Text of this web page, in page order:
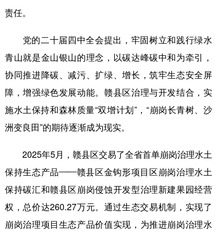
责任。
党的二十届四中全会提出，牢固树立和践行绿水
青山就是金山银山的理念，以碳达峰碳中和为牵引，
协同推进降碳、减污、扩绿、增长，筑牢生态安全屏
障，增强绿色发展动能。赣县区治理与开发结合，实
施水土保持和森林质量“双增计划”，“崩岗长青树、沙
洲变良田”的期待逐渐成为现实。
2025年5月，赣县区交易了全省首单崩岗治理水土
保持生态产品——赣县区金钩形项目区崩岗治理水土
保持碳汇和赣县区崩岗侵蚀开发型治理新建果园经营
权，总价达260.27万元。通过生态交易机制，实现了
崩岗治理项目生态产品价值实现，为推进崩岗治理水